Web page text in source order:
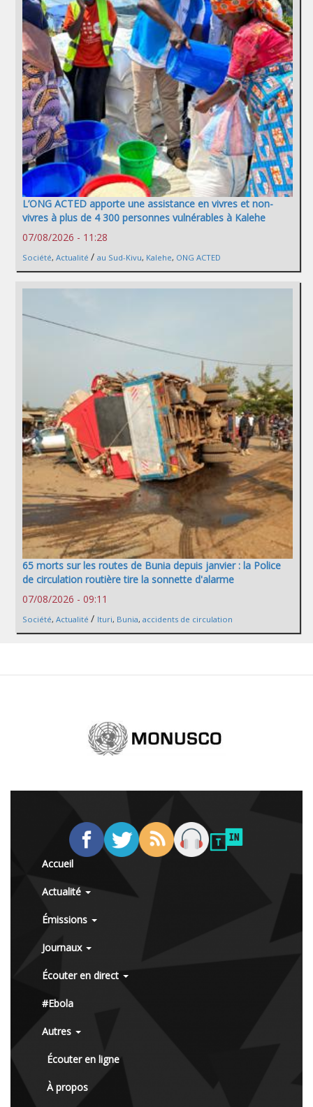
L’ONG ACTED apporte une assistance en vivres et non-
vivres à plus de 4 300 personnes vulnérables à Kalehe
07/08/2026 - 11:28
Société, Actualité / au Sud-Kivu, Kalehe, ONG ACTED
65 morts sur les routes de Bunia depuis janvier : la Police
de circulation routière tire la sonnette d'alarme
07/08/2026 - 09:11
Société, Actualité / Ituri, Bunia, accidents de circulation
Accueil
Actualité
Émissions
Journaux
Écouter en direct
#Ebola
Autres
Écouter en ligne
À propos